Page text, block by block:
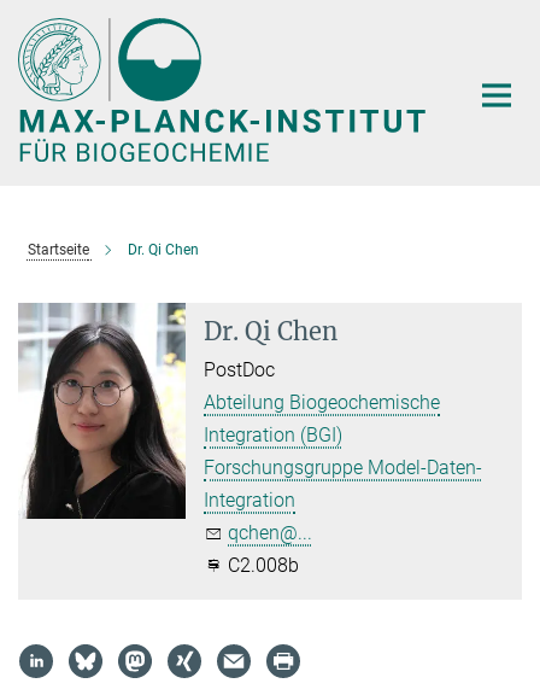
Hauptinhalt
Startseite Dr. Qi Chen
Dr. Qi Chen
PostDoc
Abteilung Biogeochemische
Integration (BGI)
Forschungsgruppe Model-Daten-
Integration
qchen@...
C2.008b